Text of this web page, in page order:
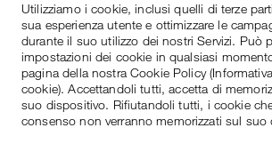
Utilizziamo i cookie, inclusi quelli di terze
sua esperienza utente e ottimizzare le
durante il suo utilizzo dei nostri Servizi. Può
impostazioni dei cookie in qualsiasi
pagina della nostra Cookie Policy
cookie). Accettandoli tutti, accetta di
suo dispositivo. Rifiutandoli tutti, i cookie
consenso non verranno memorizzati sul suo